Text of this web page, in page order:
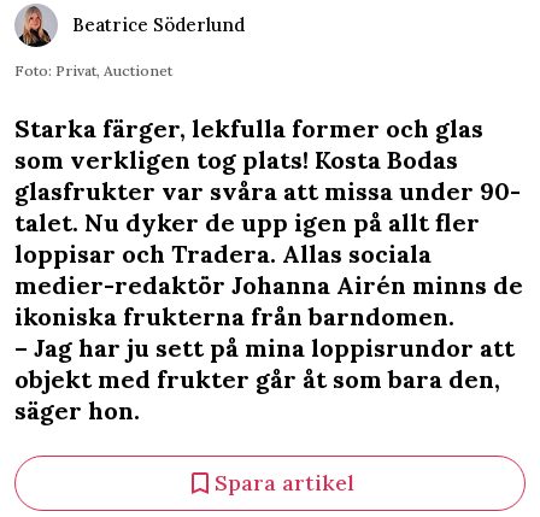
Beatrice Söderlund
Foto: Privat, Auctionet
Starka färger, lekfulla former och glas
som verkligen tog plats! Kosta Bodas
glasfrukter var svåra att missa under 90-
talet. Nu dyker de upp igen på allt fler
loppisar och Tradera. Allas sociala
medier-redaktör Johanna Airén minns de
ikoniska frukterna från barndomen.
– Jag har ju sett på mina loppisrundor att
objekt med frukter går åt som bara den,
säger hon.
Spara artikel